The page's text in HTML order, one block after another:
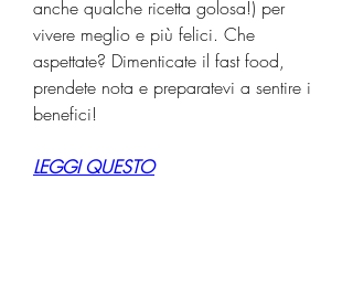
anche qualche ricetta golosa!) per
vivere meglio e più felici. Che
aspettate? Dimenticate il fast food,
prendete nota e preparatevi a sentire i
benefici!
LEGGI QUESTO